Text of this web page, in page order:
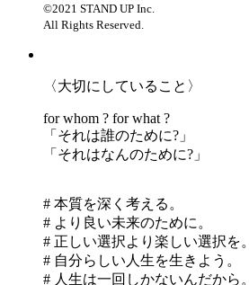
©2021 STAND UP Inc.
All Rights Reserved.
〈大切にしていること〉
for whom ? for what ?
「 それは誰のために?」
「 それはなんのために?」
# 本質を深く考える。
# より良い未来のために。
# 正しい選択より楽しい選択を。
# 自分らしい人生を生きよう。
# 人生は一回しかないんだから。